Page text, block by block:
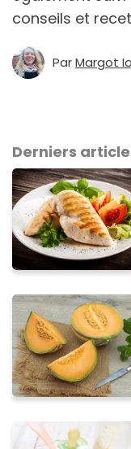
conseils et
ParMargot
Derniers